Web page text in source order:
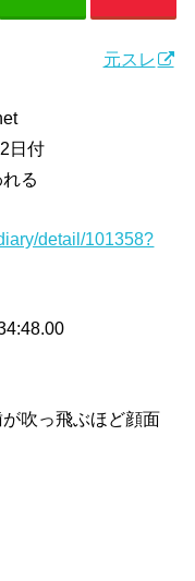
元スレ
日付
る
detail/101358?
吹っ飛ぶほど顔面